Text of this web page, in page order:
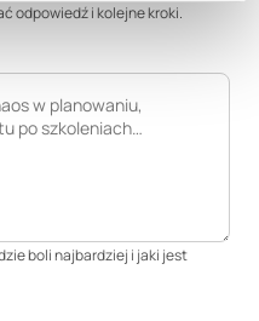
odpowiedź i kolejne kroki.
boli najbardziej i jaki jest